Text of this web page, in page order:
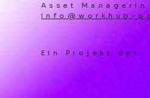
Asset Managerin
info@workhub-
Ein Projekt der